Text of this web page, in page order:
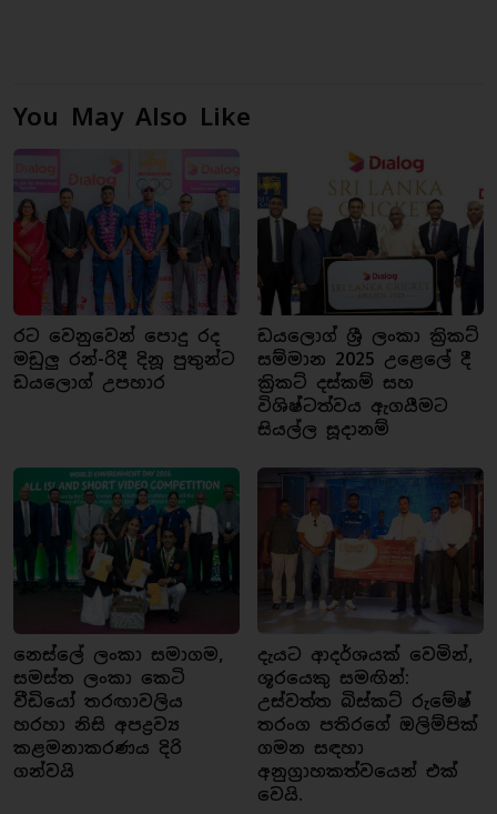
You May Also Like
රට වෙනුවෙන් පොදු රද
මඩුලු රන්-රිදී දිනූ පුතුන්ට
ඩයලොග් උපහාර
ඩයලොග් ශ්‍රී ලංකා ක්‍රිකට්
සම්මාන 2025 උළෙලේ දී
ක්‍රිකට් දස්කම් සහ
විශිෂ්ටත්වය ඇගයීමට
සියල්ල සූදානම්
නෙස්ලේ ලංකා සමාගම,
සමස්ත ලංකා කෙටි
වීඩියෝ තරඟාවලිය
හරහා නිසි අපද්‍රව්‍ය
කළමනාකරණය දිරි
ගන්වයි
දැයට ආදර්ශයක් වෙමින්,
ශූරයෙකු සමඟින්:
උස්වත්ත බිස්කට් රුමේෂ්
තරංග පතිරගේ ඔලිම්පික්
ගමන සඳහා
අනුග්‍රාහකත්වයෙන් එක්
වෙයි.